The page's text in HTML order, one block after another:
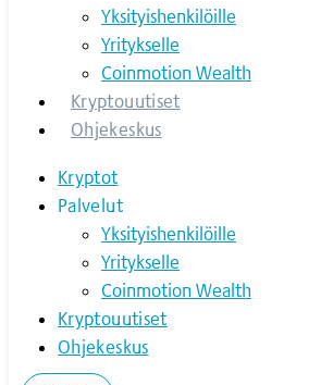
Yksityishenkilöille
Yritykselle
Coinmotion Wealth
Kryptouutiset
Ohjekeskus
Kryptot
Palvelut
Yksityishenkilöille
Yritykselle
Coinmotion Wealth
Kryptouutiset
Ohjekeskus